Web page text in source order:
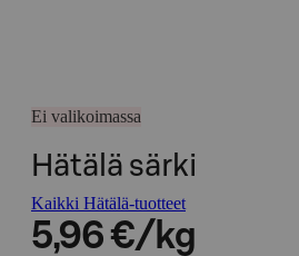
Ei valikoimassa
Hätälä särki
Kaikki Hätälä-tuotteet
5,96 €/kg